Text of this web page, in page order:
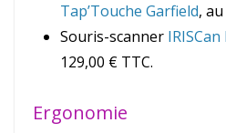
Tap’Touche Garfield,
Souris-scanner
129,00 € TTC.
Ergonomie